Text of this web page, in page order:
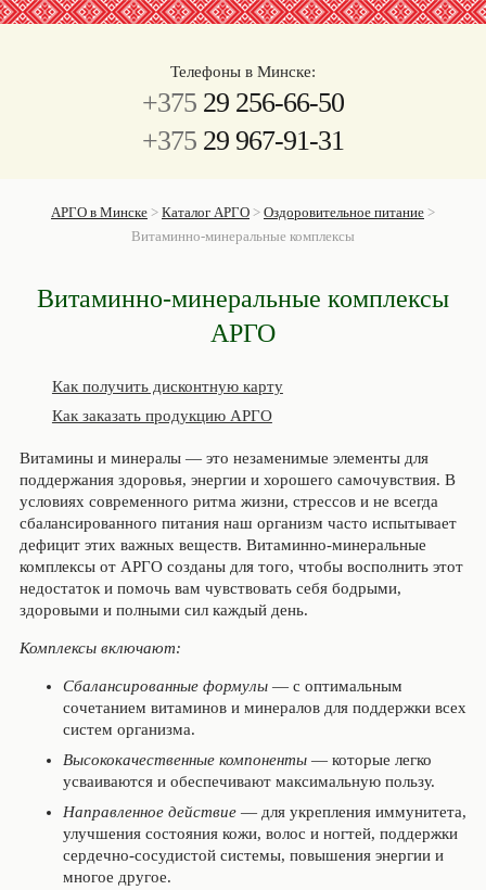
Телефоны в Минске:
+375 29 256-66-50
+375 29 967-91-31
АРГО в Минске > Каталог АРГО > Оздоровительное питание >
Витаминно-минеральные комплексы
Витаминно-минеральные комплексы
АРГО
Как получить дисконтную карту
Как заказать продукцию АРГО
Витамины и минералы — это незаменимые элементы для
поддержания здоровья, энергии и хорошего самочувствия. В
условиях современного ритма жизни, стрессов и не всегда
сбалансированного питания наш организм часто испытывает
дефицит этих важных веществ. Витаминно-минеральные
комплексы от АРГО созданы для того, чтобы восполнить этот
недостаток и помочь вам чувствовать себя бодрыми,
здоровыми и полными сил каждый день.
Комплексы включают:
Сбалансированные формулы— с оптимальным
сочетанием витаминов и минералов для поддержки всех
систем организма.
Высококачественные компоненты — которые легко
усваиваются и обеспечивают максимальную пользу.
Направленное действие— для укрепления иммунитета,
улучшения состояния кожи, волос и ногтей, поддержки
сердечно-сосудистой системы, повышения энергии и
многое другое.